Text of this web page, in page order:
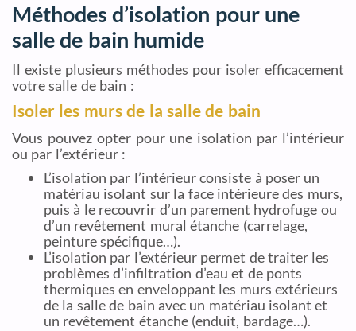
Méthodes d’isolation pour une
salle de bain humide
Il existe plusieurs méthodes pour isoler efficacement
votre salle de bain :
Isoler les murs de la salle de bain
Vous pouvez opter pour une isolation par l’intérieur
ou par l’extérieur :
L’isolation par l’intérieur consiste à poser un
matériau isolant sur la face intérieure des murs,
puis à le recouvrir d’un parement hydrofuge ou
d’un revêtement mural étanche (carrelage,
peinture spécifique…).
L’isolation par l’extérieur permet de traiter les
problèmes d’infiltration d’eau et de ponts
thermiques en enveloppant les murs extérieurs
de la salle de bain avec un matériau isolant et
un revêtement étanche (enduit, bardage…).